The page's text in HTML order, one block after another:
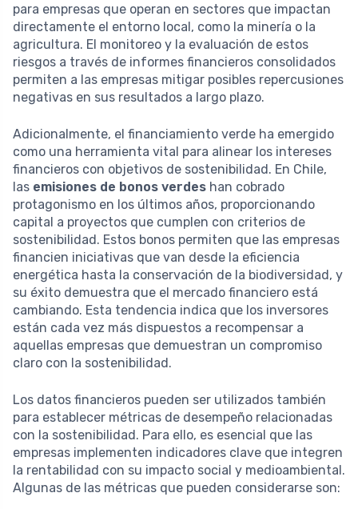
para empresas que operan en sectores que impactan
directamente el entorno local, como la minería o la
agricultura. El monitoreo y la evaluación de estos
riesgos a través de informes financieros consolidados
permiten a las empresas mitigar posibles repercusiones
negativas en sus resultados a largo plazo.
Adicionalmente, el financiamiento verde ha emergido
como una herramienta vital para alinear los intereses
financieros con objetivos de sostenibilidad. En Chile,
las emisiones de bonos verdes han cobrado
protagonismo en los últimos años, proporcionando
capital a proyectos que cumplen con criterios de
sostenibilidad. Estos bonos permiten que las empresas
financien iniciativas que van desde la eficiencia
energética hasta la conservación de la biodiversidad, y
su éxito demuestra que el mercado financiero está
cambiando. Esta tendencia indica que los inversores
están cada vez más dispuestos a recompensar a
aquellas empresas que demuestran un compromiso
claro con la sostenibilidad.
Los datos financieros pueden ser utilizados también
para establecer métricas de desempeño relacionadas
con la sostenibilidad. Para ello, es esencial que las
empresas implementen indicadores clave que integren
la rentabilidad con su impacto social y medioambiental.
Algunas de las métricas que pueden considerarse son: